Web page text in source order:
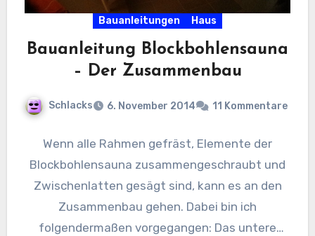
Bauanleitungen Haus
Bauanleitung Blockbohlensauna
– Der Zusammenbau
Schlacks 6. November 2014 11 Kommentare
Wenn alle Rahmen gefräst, Elemente der
Blockbohlensauna zusammengeschraubt und
Zwischenlatten gesägt sind, kann es an den
Zusammenbau gehen. Dabei bin ich
folgendermaßen vorgegangen: Das untere